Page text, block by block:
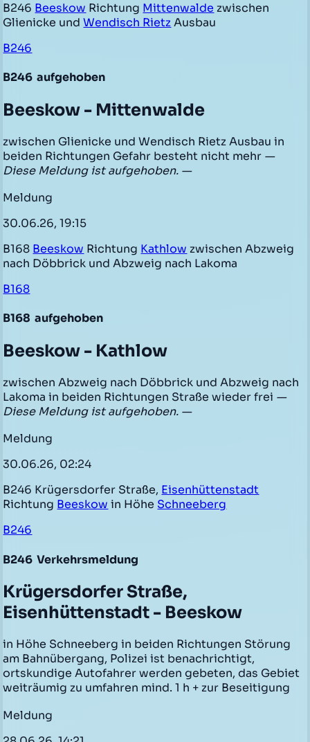
B246 Beeskow Richtung Mittenwalde zwischen
Glienicke undWendisch RietzAusbau
B246
B246 aufgehoben
Beeskow - Mittenwalde
zwischen Glienicke und Wendisch Rietz Ausbau in
beiden Richtungen Gefahr besteht nicht mehr —
Diese Meldung ist aufgehoben. —
Meldung
30.06.26, 19:15
B168 Beeskow Richtung Kathlow zwischen Abzweig
nach Döbbrick und Abzweig nach Lakoma
B168
B168 aufgehoben
Beeskow - Kathlow
zwischen Abzweig nach Döbbrick und Abzweig nach
Lakoma in beiden Richtungen Straße wieder frei —
Diese Meldung ist aufgehoben. —
Meldung
30.06.26, 02:24
B246 Krügersdorfer Straße, Eisenhüttenstadt
Richtung Beeskow in Höhe Schneeberg
B246
B246 Verkehrsmeldung
Krügersdorfer Straße,
Eisenhüttenstadt - Beeskow
in Höhe Schneeberg in beiden Richtungen Störung
am Bahnübergang, Polizei ist benachrichtigt,
ortskundige Autofahrer werden gebeten, das Gebiet
weiträumig zu umfahren mind. 1 h + zur Beseitigung
Meldung